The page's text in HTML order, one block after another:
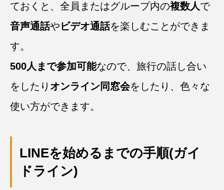
ておくと、全員またはグループ内の複数人で
音声通話や ビデオ通話を楽しむことができま
す。
500人まで参加可能なので、旅行の話し合い
をしたり オンライン同窓会をしたり、色々な
使い方ができます。
LINEを始めるまでの手順(ガイ
ドライン)